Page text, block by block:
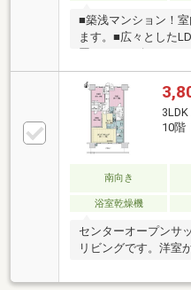
■築浅マンション！
ます。■広々とした
置しても圧迫しにく
お部屋を暖め、やけ
にも安心です♪風が
適に過ごせます。■
圏内！新鮮な魚や野
おり日々のお買い物
設、図書館などの文
住環境です。■大橋
をお持ちでない方で
す。■駐輪場：月額
10階
南向き
浴室乾燥機
センターオープンサ
リビングです。洋室
ウォークスルークロ
ー収納やウォークイ